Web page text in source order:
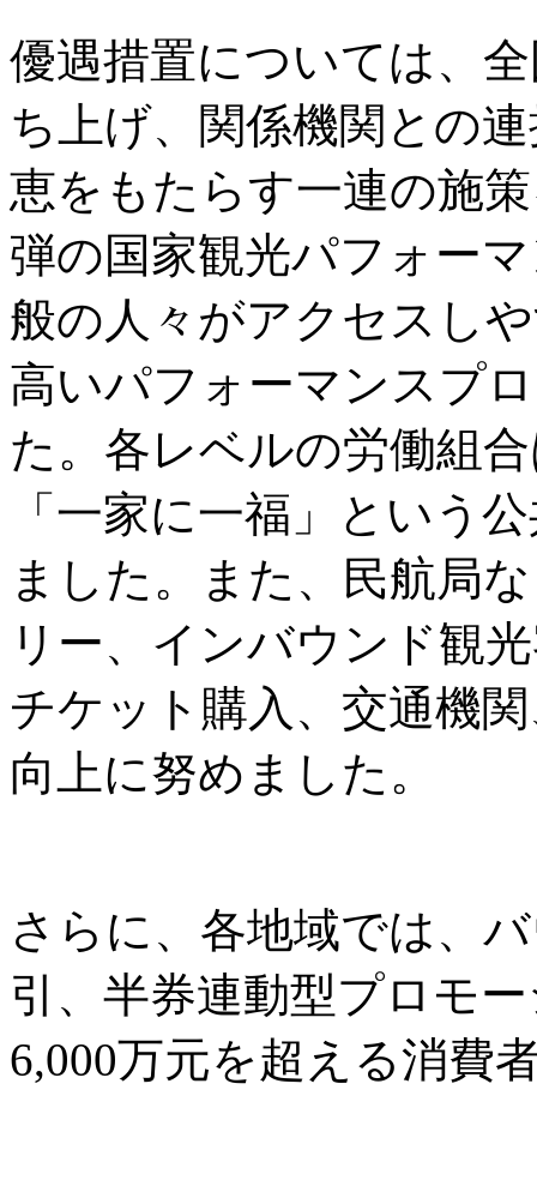
優遇措置については、
ち上げ、関係機関との
恵をもたらす一連の施
弾の国家観光パフォー
般の人々がアクセスし
高いパフォーマンスプ
た。各レベルの労働組
「一家に一福」という
ました。また、民航局
リー、インバウンド観
チケット購入、交通機
向上に努めました。
さらに、各地域では、
引、半券連動型プロモ
6,000万元を超える消費